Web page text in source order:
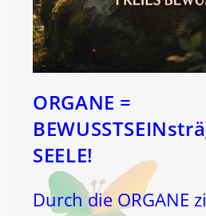
ORGANE =
SEELE!
Durch die ORGANE